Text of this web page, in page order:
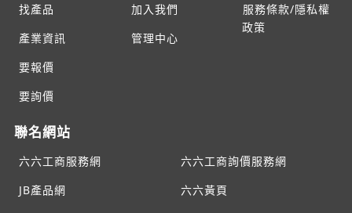
找產品
產業資訊
要報價
要詢價
加入我們
管理中心
服務條款/隱私權
政策
聯名網站
六六工商服務網
六六工商詢價服務網
JB產品網
六六黃頁